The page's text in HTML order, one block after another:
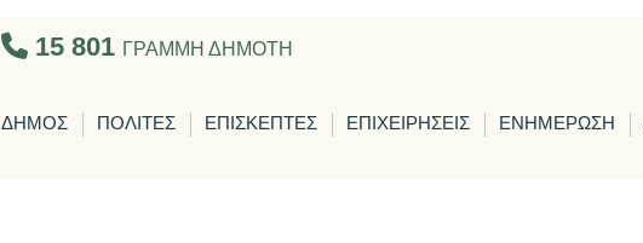
15 801 ΓΡΑΜΜΗ ΔΗΜΟΤΗ
ΔΗΜΟΣ ΠΟΛΙΤΕΣ ΕΠΙΣΚΕΠΤΕΣ ΕΠΙΧΕΙΡΗΣΕΙΣ ΕΝΗΜΕΡΩΣΗ